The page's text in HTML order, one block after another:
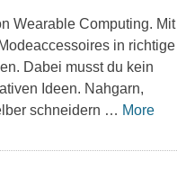
Wearable Computing. Mit
in richtige
Dabei musst du kein
Ideen. Nahgarn,
schneidern … More